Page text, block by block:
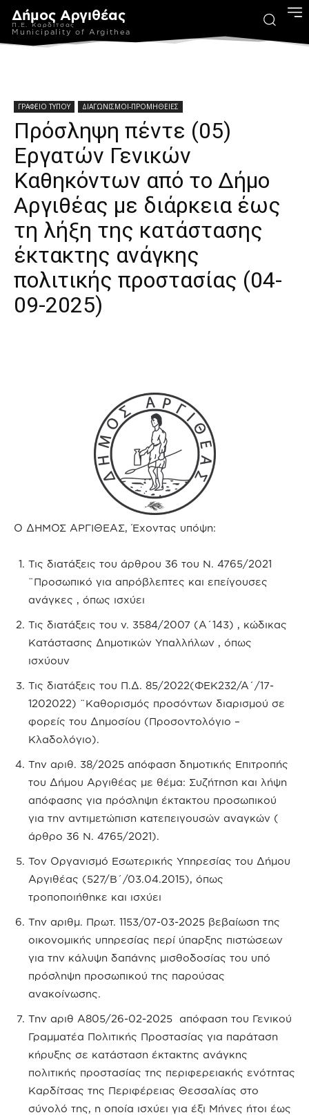
Δήμος Αργιθέας
Π.Ε. Καρδίτσας
Municipality of Argithea
ΓΡΑΦΕΙΟ ΤΥΠΟΥ ΔΙΑΓΩΝΙΣΜΟΙ-ΠΡΟΜΗΘΕΙΕΣ
Πρόσληψη πέντε (05)
Εργατών Γενικών
Καθηκόντων από το Δήμο
Αργιθέας με διάρκεια έως
τη λήξη της κατάστασης
έκτακτης ανάγκης
πολιτικής προστασίας (04-
09-2025)
Ο ΔΗΜΟΣ ΑΡΓΙΘΕΑΣ, Έχοντας υπόψη:
Τις διατάξεις του άρθρου 36 του Ν. 4765/2021
¨Προσωπικό για απρόβλεπτες και επείγουσες
ανάγκες , όπως ισχύει
Τις διατάξεις του ν. 3584/2007 (Α΄143) , κώδικας
Κατάστασης Δημοτικών Υπαλλήλων , όπως
ισχύουν
Τις διατάξεις του Π.Δ. 85/2022(ΦΕΚ232/Α΄/17-
1202022) ¨Καθορισμός προσόντων διαρισμού σε
φορείς του Δημοσίου (Προσοντολόγιο –
Κλαδολόγιο).
Την αριθ. 38/2025 απόφαση δημοτικής Επιτροπής
του Δήμου Αργιθέας με θέμα: Συζήτηση και λήψη
απόφασης για πρόσληψη έκτακτου προσωπικού
για την αντιμετώπιση κατεπειγουσών αναγκών (
άρθρο 36 Ν. 4765/2021).
Τον Οργανισμό Εσωτερικής Υπηρεσίας του Δήμου
Αργιθέας (527/Β΄/03.04.2015), όπως
τροποποιήθηκε και ισχύει
Την αριθμ. Πρωτ. 1153/07-03-2025 βεβαίωση της
οικονομικής υπηρεσίας περί ύπαρξης πιστώσεων
για την κάλυψη δαπάνης μισθοδοσίας του υπό
πρόσληψη προσωπικού της παρούσας
ανακοίνωσης.
Την αριθ Α805/26-02-2025 απόφαση του Γενικού
Γραμματέα Πολιτικής Προστασίας για παράταση
κήρυξης σε κατάσταση έκτακτης ανάγκης
πολιτικής προστασίας της περιφερειακής ενότητας
Καρδίτσας της Περιφέρειας Θεσσαλίας στο
σύνολό της, η οποία ισχύει για έξι Μήνες ήτοι έως